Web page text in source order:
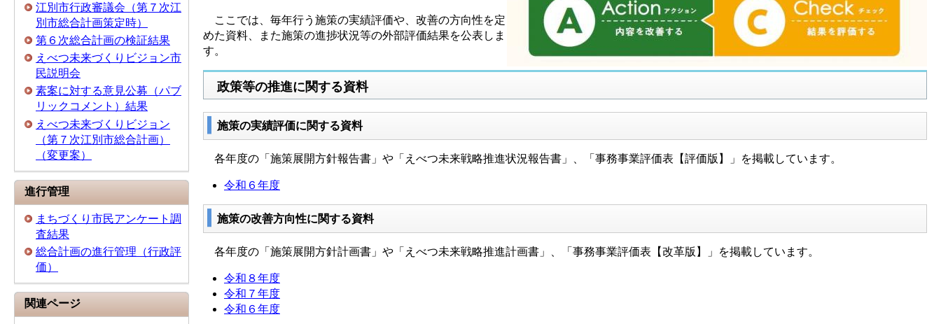
江別市行政審議会（第７次江
別市総合計画策定時）
第６次総合計画の検証結果
えべつ未来づくりビジョン市
民説明会
素案に対する意見公募（パブ
リックコメント）結果
えべつ未来づくりビジョン
（第７次江別市総合計画）
（変更案）
進行管理
まちづくり市民アンケート調
査結果
総合計画の進行管理（行政評
価）
関連ページ
ここでは、毎年行う施策の実績評価や、改善の方向性を定
めた資料、また施策の進捗状況等の外部評価結果を公表しま
す。
政策等の推進に関する資料
施策の実績評価に関する資料
各年度の「施策展開方針報告書」や「えべつ未来戦略推進状況報告書」、「事務事業評価表【評価版】」を掲載しています。
令和６年度
施策の改善方向性に関する資料
各年度の「施策展開方針計画書」や「えべつ未来戦略推進計画書」、「事務事業評価表【改革版】」を掲載しています。
令和８年度
令和７年度
令和６年度